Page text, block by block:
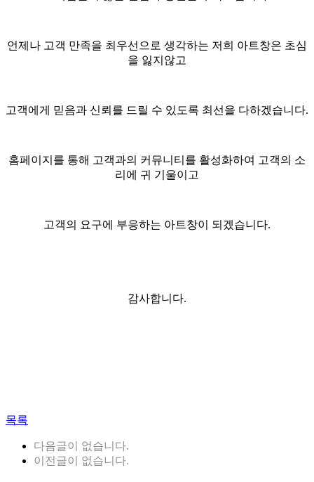
언제나 고객 만족을 최우선으로 생각하는 저희 아트창은 초심
을 잃지않고
고객에게 믿음과 신뢰를 드릴 수 있도록 최선을 다하겠습니다.
홈페이지를 통해 고객과의 커뮤니티를 활성화하여 고객의 소
리에 귀 기울이고
고객의 요구에 부응하는 아트창이 되겠습니다.
감사합니다.
목록
다음글이 없습니다.
이전글이 없습니다.